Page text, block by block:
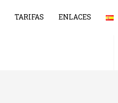
TARIFAS ENLACES